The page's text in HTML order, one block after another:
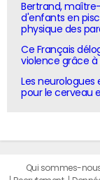
Bertrand,
d'enfants en
physique des
Ce Français
violence grâce
Les
pour le cerveau
Qui sommes-